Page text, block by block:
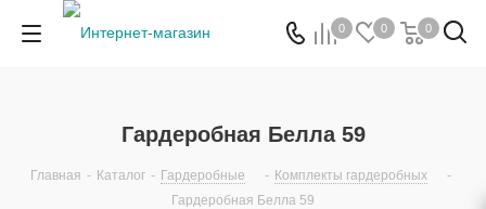
0 0 0
Гардеробная Белла 59
Главная - Каталог - Гардеробные - Комплекты гардеробных
-
Гардеробная Белла 59